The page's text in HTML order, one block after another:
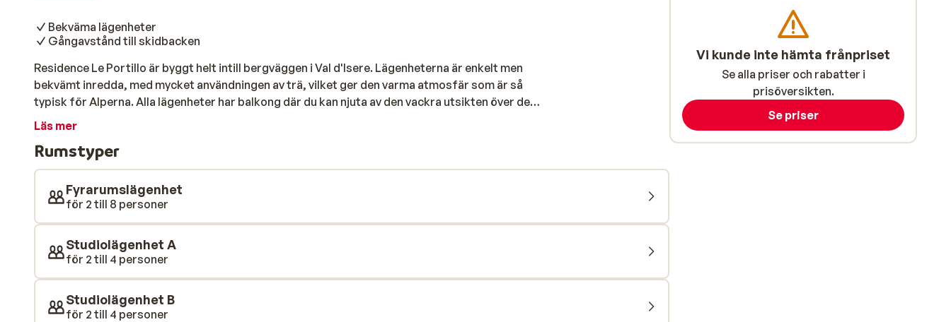
Bekväma lägenheter
Gångavstånd till skidbacken
Residence Le Portillo är byggt helt intill bergväggen i Val d'Isere. Lägenheterna är enkelt men
bekvämt inredda, med mycket användningen av trä, vilket ger den varma atmosfär som är så
typisk för Alperna. Alla lägenheter har balkong där du kan njuta av den vackra utsikten över de
snötäckta bergen. Skidbackarna ligger inom gångavstånd från Residence Le Portillo, så du har
Läs mer
Rumstyper
Fyrarumslägenhet
för 2 till 8 personer
Studiolägenhet A
för 2 till 4 personer
Studiolägenhet B
för 2 till 4 personer
Vi kunde inte hämta frånpriset
Se alla priser och rabatter i
prisöversikten.
Se priser